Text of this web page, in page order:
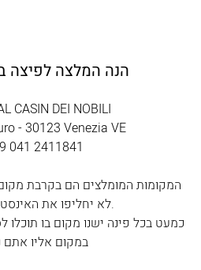
הנה המלצה לפיצה
CASIN DEI NOBILI
- 30123 Venezia VE
041 2411841
המקומות המומלצים הם בקרבת
לא יחליפו את האינסטיקטים שלכם.
כמעט בכל פינה ישנו מקום בו
במקום אליו אתם